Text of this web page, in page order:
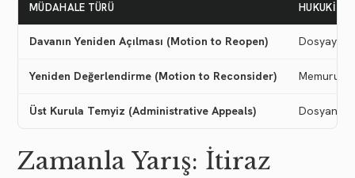
MÜDAHALE TÜRÜ HUKUKI
Davanın Yeniden Açılması (Motion to Reopen) Dosyaya
Yeniden Değerlendirme (Motion to Reconsider) Memurun
Üst Kurula Temyiz (Administrative Appeals) Dosyanın
Zamanla Yarış: İtiraz